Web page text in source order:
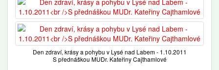
Den zdraví, krásy a pohybu v Lysé nad Labem - 1.10.2011
S přednáškou MUDr. Kateřiny Cajthamlové